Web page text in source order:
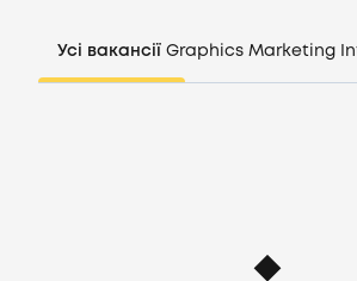
Усі вакансії Graphics Marketing